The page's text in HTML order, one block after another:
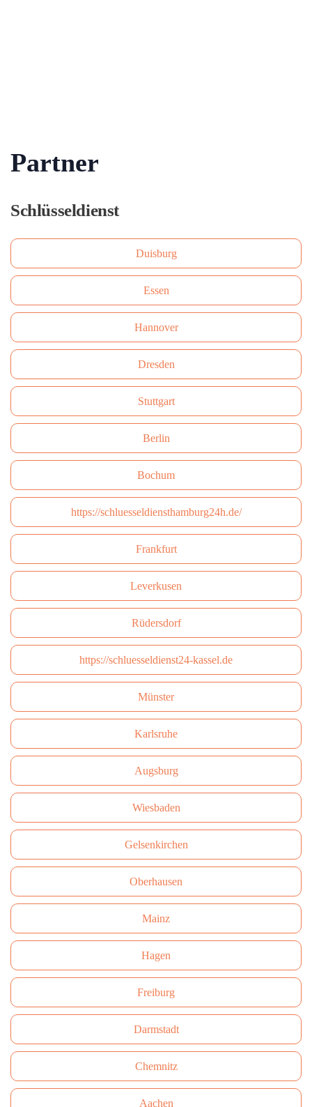
Partner
Schlüsseldienst
Duisburg
Essen
Hannover
Dresden
Stuttgart
Berlin
Bochum
https://schluesseldiensthamburg24h.de/
Frankfurt
Leverkusen
Rüdersdorf
https://schluesseldienst24-kassel.de
Münster
Karlsruhe
Augsburg
Wiesbaden
Gelsenkirchen
Oberhausen
Mainz
Hagen
Freiburg
Darmstadt
Сhemnitz
Aachen